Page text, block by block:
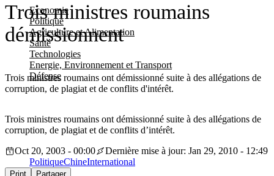
Economie
Politique
Agriculture et Alimentation
Santé
Technologies
Energie, Environnement et Transport
Défense
Trois ministres roumains
démissionnent
Trois ministres roumains ont démissionné suite à des allégations de
corruption, de plagiat et de conflits d'intérêt.
Trois ministres roumains ont démissionné suite à des allégations de
corruption, de plagiat et de conflits d’intérêt.
Oct 20, 2003 - 00:00
Dernière mise à jour: Jan 29, 2010 - 12:49
PolitiqueChineInternational
Print Partager